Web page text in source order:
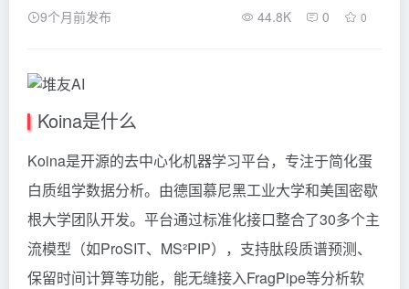
9个月前发布 44.8K 0 0
Koina是什么
Koina是开源的去中心化机器学习平台，专注于简化蛋
白质组学数据分析。由德国慕尼黑工业大学和美国密歇
根大学团队开发。平台通过标准化接口整合了30多个主
流模型（如ProSIT、MS²PIP），支持肽段质谱预测、
保留时间计算等功能，能无缝接入FragPipe等分析软